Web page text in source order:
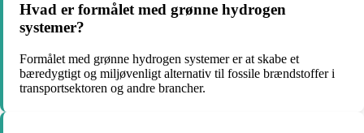
Hvad er formålet med grønne hydrogen
systemer?
Formålet med grønne hydrogen systemer er at skabe et
bæredygtigt og miljøvenligt alternativ til fossile brændstoffer i
transportsektoren og andre brancher.